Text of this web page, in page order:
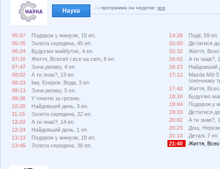
Наука программа на неделю: вся
05:07
Подорож у минуле, 15 еп.
05:35
Золота середина, 45 еп.
06:24
Будуємо майбутнє, 4 еп.
07:18
Життя, Всесвіт і все на світі, 8 еп.
07:47
Зона ризику, 4 еп.
08:02
А ти знав?, 13 еп.
08:23
Їжа. Енергія. Вода, 3 еп.
09:13
Зона ризику, 5 еп.
09:36
У гонитві за грозою.
10:26
Найдовший день, 3 еп.
11:15
Золота середина, 32 еп.
12:02
А ти знав?, 14 еп.
12:24
Найдовший день, 1 еп.
13:13
Подорож у минуле, 18 еп.
13:45
Золота середина, 38 еп.
14:28
Події, 59 еп.
15:00
Дістатися
15:32
Життя,
16:02
А ти знав?,
16:23
Найдовший
17:12
Mazda MX-
гоночному
17:42
Життя,
18:10
Будуємо
19:04
Подорож у
19:33
Дістатися
20:02
А ти знав?,
20:23
Дощ.
21:14
Деталі, 7 еп.
21:40
Життя,